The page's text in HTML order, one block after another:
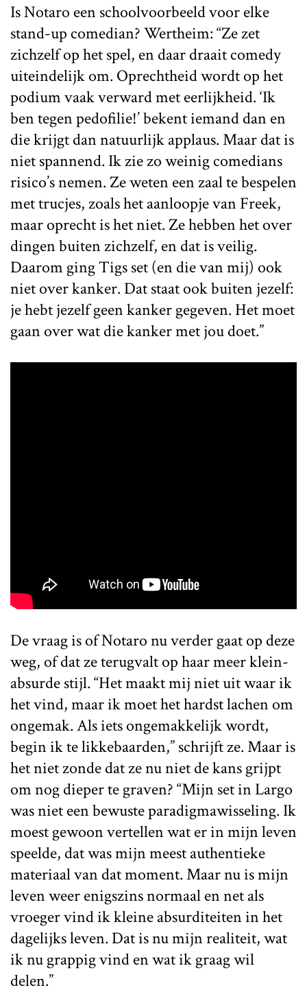
Is Notaro een schoolvoorbeeld voor elke
stand-up comedian? Wertheim: “Ze zet
zichzelf op het spel, en daar draait comedy
uiteindelijk om. Oprechtheid wordt op het
podium vaak verward met eerlijkheid. ‘Ik
ben tegen pedofilie!’ bekent iemand dan en
die krijgt dan natuurlijk applaus. Maar dat is
niet spannend. Ik zie zo weinig comedians
risico’s nemen. Ze weten een zaal te bespelen
met trucjes, zoals het aanloopje van Freek,
maar oprecht is het niet. Ze hebben het over
dingen buiten zichzelf, en dat is veilig.
Daarom ging Tigs set (en die van mij) ook
niet over kanker. Dat staat ook buiten jezelf:
je hebt jezelf geen kanker gegeven. Het moet
gaan over wat die kanker met jou doet.”
De vraag is of Notaro nu verder gaat op deze
weg, of dat ze terugvalt op haar meer klein-
absurde stijl. “Het maakt mij niet uit waar ik
het vind, maar ik moet het hardst lachen om
ongemak. Als iets ongemakkelijk wordt,
begin ik te likkebaarden,” schrijft ze. Maar is
het niet zonde dat ze nu niet de kans grijpt
om nog dieper te graven? “Mijn set in Largo
was niet een bewuste paradigmawisseling. Ik
moest gewoon vertellen wat er in mijn leven
speelde, dat was mijn meest authentieke
materiaal van dat moment. Maar nu is mijn
leven weer enigszins normaal en net als
vroeger vind ik kleine absurditeiten in het
dagelijks leven. Dat is nu mijn realiteit, wat
ik nu grappig vind en wat ik graag wil
delen.”